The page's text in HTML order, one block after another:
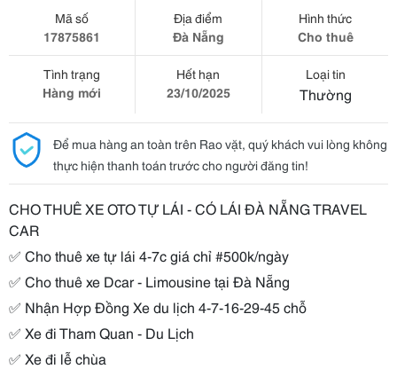
Mã số
17875861
Địa điểm
Đà Nẵng
Hình thức
Cho thuê
Tình trạng
Hàng mới
Hết hạn
23/10/2025
Loại tin
Thường
Để mua hàng an toàn trên Rao vặt, quý khách vui lòng không
thực hiện thanh toán trước cho người đăng tin!
CHO THUÊ XE OTO TỰ LÁI - CÓ LÁI ĐÀ NẴNG TRAVEL
CAR
✅ Cho thuê xe tự lái 4-7c giá chỉ #500k/ngày
✅ Cho thuê xe Dcar - Limousine tại Đà Nẵng
✅ Nhận Hợp Đồng Xe du lịch 4-7-16-29-45 chỗ
✅ Xe đi Tham Quan - Du Lịch
✅ Xe đi lễ chùa